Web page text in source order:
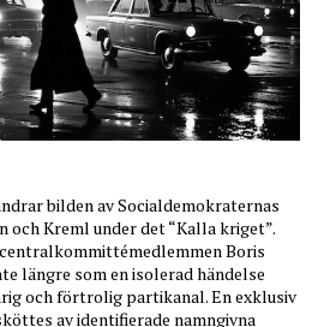
bilden av Socialdemokraternas
och Kreml under det “Kalla kriget”.
Boris
längre som en isolerad händelse
och förtrolig partikanal. En exklusiv
av identifierade namngivna